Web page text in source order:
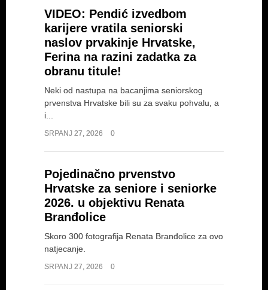
VIDEO: Pendić izvedbom
karijere vratila seniorski
naslov prvakinje Hrvatske,
Ferina na razini zadatka za
obranu titule!
Neki od nastupa na bacanjima seniorskog
prvenstva Hrvatske bili su za svaku pohvalu, a
i...
SRPANJ 27, 2026 0
Pojedinačno prvenstvo
Hrvatske za seniore i seniorke
2026. u objektivu Renata
Branđolice
Skoro 300 fotografija Renata Branđolice za ovo
natjecanje.
SRPANJ 27, 2026 0